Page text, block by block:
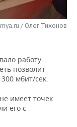
/ Олег Тихонов
работу
позволит
мбит/сек.
имеет точек
его с